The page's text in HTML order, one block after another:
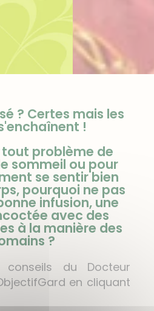
? Certes mais les
!
tout problème de
sommeil ou pour
se sentir bien
pourquoi ne pas
infusion, une
avec des
à la manière des
?
conseils du Docteur
en cliquant